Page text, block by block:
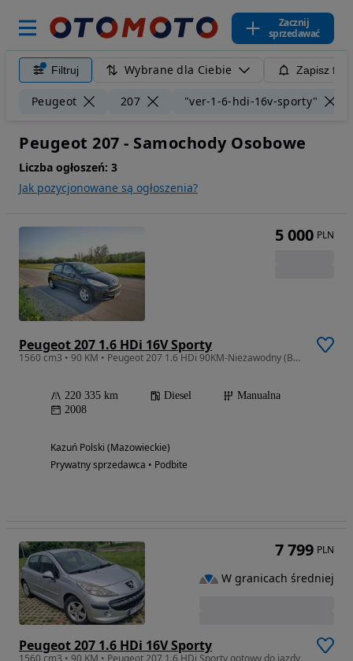
Zacznij
sprzedawać
Filtruj Wybrane dla Ciebie Zapisz
Peugeot 207 "ver-1-6-hdi-16v-sporty"
Peugeot 207 - Samochody Osobowe
Liczba ogłoszeń: 3
Jak pozycjonowane są ogłoszenia?
Peugeot 207 1.6 HDi 16V Sporty
1560 cm3 • 90 KM • Peugeot 207 1.6 HDi 90KM-Niezawodny (Bez DPF i Dwumasy!) wersja SPORT
220 335 km Diesel
Manualna
2008
Kazuń Polski (Mazowieckie)
Prywatny sprzedawca • Podbite
5 000 PLN
Peugeot 207 1.6 HDi 16V Sporty
1560 cm3 • 90 KM • Peugeot 207 1.6 HDi Sporty gotowy do jazdy
7 799 PLN
W granicach średniej